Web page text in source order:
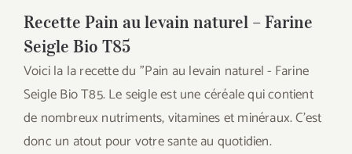
Recette Pain au levain naturel – Farine
Seigle Bio T85
Voici la la recette du "Pain au levain naturel - Farine
Seigle Bio T85. Le seigle est une céréale qui contient
de nombreux nutriments, vitamines et minéraux. C'est
donc un atout pour votre sante au quotidien.